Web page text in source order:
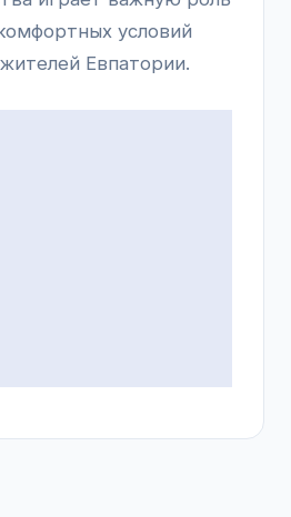
условий
Евпатории.